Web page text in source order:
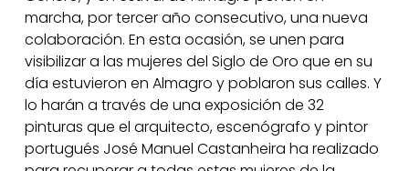
marcha, por tercer año consecutivo, una nueva
colaboración. En esta ocasión, se unen para
visibilizar a las mujeres del Siglo de Oro que en su
día estuvieron en Almagro y poblaron sus calles. Y
lo harán a través de una exposición de 32
pinturas que el arquitecto, escenógrafo y pintor
portugués José Manuel Castanheira ha realizado